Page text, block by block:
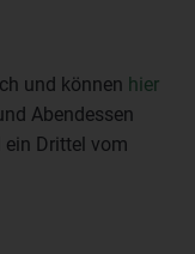
und können hier
Abendessen
Drittel vom